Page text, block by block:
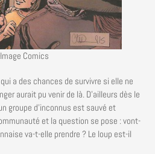
Comics
a des chances de survivre si elle ne
aurait pu venir de là. D’ailleurs dès le
groupe d’inconnus est sauvé et
et la question se pose : vont-
va-t-elle prendre ? Le loup est-il